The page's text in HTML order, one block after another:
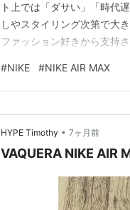
ト上では「ダサい」「時代
しやスタイリング次第で大
ファッション好きから支持
さらには逆にやりがちなNG
す。 エアマックス95を自
#NIKE #NIKE AIR MAX
HYPE Timothy • 7ヶ月前
VAQUERA NIKE AIR